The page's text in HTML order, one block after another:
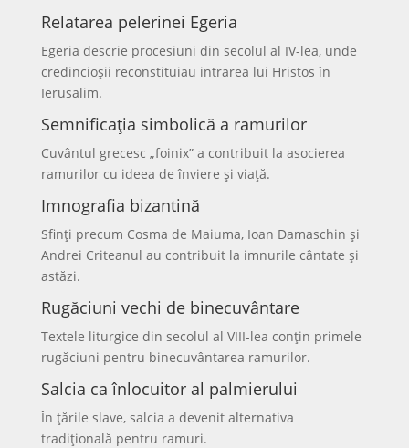
Relatarea pelerinei Egeria
Egeria descrie procesiuni din secolul al IV-lea, unde
credincioșii reconstituiau intrarea lui Hristos în
Ierusalim.
Semnificația simbolică a ramurilor
Cuvântul grecesc „foinix” a contribuit la asocierea
ramurilor cu ideea de înviere și viață.
Imnografia bizantină
Sfinți precum Cosma de Maiuma, Ioan Damaschin și
Andrei Criteanul au contribuit la imnurile cântate și
astăzi.
Rugăciuni vechi de binecuvântare
Textele liturgice din secolul al VIII-lea conțin primele
rugăciuni pentru binecuvântarea ramurilor.
Salcia ca înlocuitor al palmierului
În țările slave, salcia a devenit alternativa
tradițională pentru ramuri.